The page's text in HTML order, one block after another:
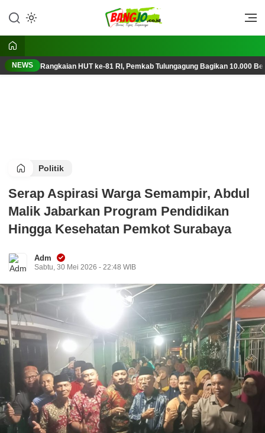
konten
Bangjo.co.id
Berani, Tegas, Terpercaya
NEWS Rangkaian HUT ke-81 RI, Pemkab Tulungagung Bagikan 10.000
Politik
Serap Aspirasi Warga Semampir, Abdul
Malik Jabarkan Program Pendidikan
Hingga Kesehatan Pemkot Surabaya
Adm
Sabtu, 30 Mei 2026 - 22:48 WIB